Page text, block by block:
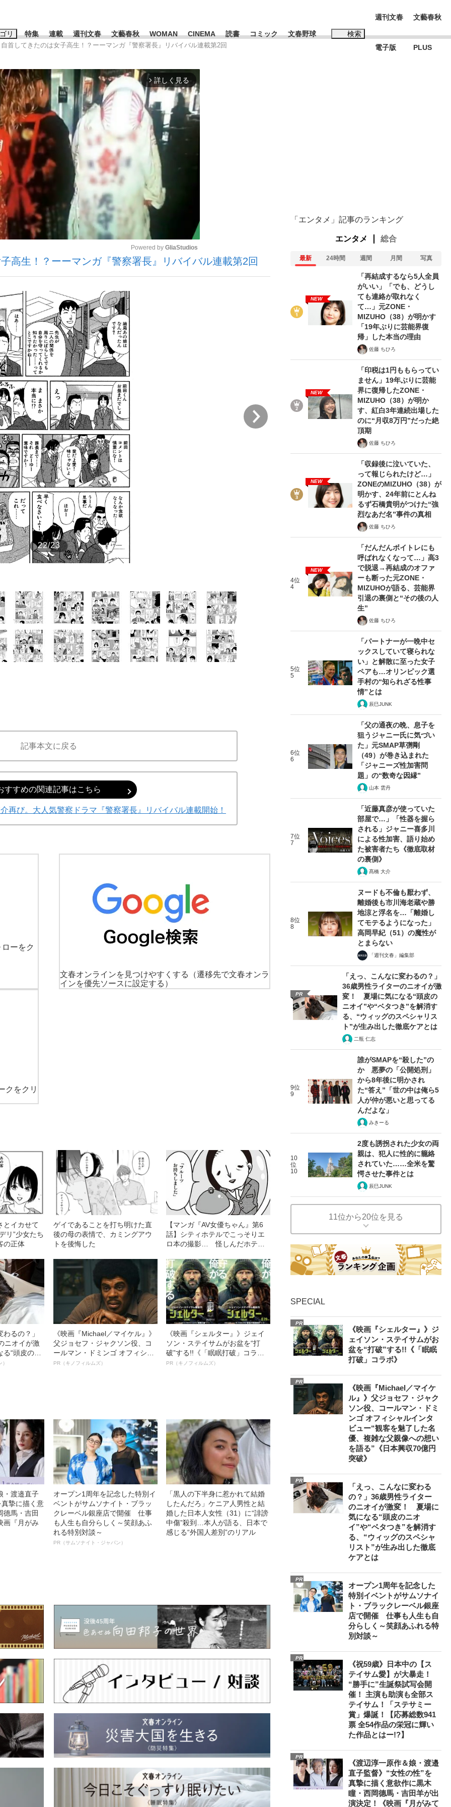
リ
明かした日本代表監督に... 「最悪の空気のまま解散」WBC日本代表“敗戦”の真実 選手が明かす...
選手が証言した“NPB聞... 「クマが悪者扱いされているのが悲しい」『北の国から』倉本聰氏（91...
カー日本代表・森保一監督...
もっと見る
特集
もっと見る
連載 週刊文春 文藝春秋 WOMAN CINEMA 読書 コミック 文春野球 検索
ワードタグ一覧
凌輝 #高市早苗 #後藤真希 #森岡毅 #城彰二 #内田有紀
亀和田武
週刊文春
電子版
文藝春秋
PLUS
首してきたのは女子高生！？ーーマンガ『警察署長』リバイバル連載第2回
arrow_forward_ios 詳しく見る
Mute
Powered by GliaStudios
高生！？ーーマンガ『警察署長』リバイバル連載第2回
22/23
コンビニ強盗、自首してきたのは女子高生！？ー
マンガ『警察署長』作者セレクション＃2 2021/02/08
「本池上署」の署長を務める椎名啓介再び。大人気警
【マンガ】「さっさとイカせて終わり」未成年”援デリ
あることを打ち明けた直後の母の表情で、カミングア
記事本文に戻る
すすめの関連記事はこちら
再び。大人気警察ドラマ『警察署長』リバイバル連載開始！
ーをク
文春オンラインを見つけやすくする
（遷移先で文春オンラ
インを優先ソースに設定する）
クをクリ
とイカせて
リ”少女たち
の正体
ゲイであることを打ち明けた直
後の母の表情で、カミングアウ
トを後悔した
【マンガ『AV女優ちゃん』第6
話】シティホテルでこっそりエ
ロ本の撮影… 怪しんだホテル
るの？」
ニオイが激
“頭皮のニ
解消す
《映画『Michael／マイケル』》
父ジョセフ・ジャクソン役、コ
ールマン・ドミンゴ オフィシャ
ルインタビュー“観客を魅了した
PR（キノフィルムズ）
《映画『シェルター』》ジェイ
ソン・ステイサムがお盆を“打
破”する!!《「眠眠打破」コラ
ボ》
PR（キノフィルムズ）
・渡邉直子
真摯に描く意
德馬・吉田
画『月がみ
オープン1周年を記念した特別イ
ベントがサムソナイト・ブラッ
クレーベル銀座店で開催 仕事
も人生も自分らしく～笑顔あふ
れる特別対談～
PR（サムソナイト・ジャパン）
「黒人の下半身に惹かれて結婚
したんだろ」ケニア人男性と結
婚した日本人女性（31）に“誹謗
中傷”殺到…本人が語る、日本で
感じる“外国人差別”のリアル
「エンタメ」記事のランキング
エンタメ 総合
最新 24時間 週間 月間 写真
NEW
「再結成するなら5人全員
がいい」「でも、どうし
ても連絡が取れなく
て…」元ZONE・
MIZUHO（38）が明かす
「19年ぶりに芸能界復
帰」した本当の理由
佐藤 ちひろ
NEW
「印税は1円ももらってい
ません」19年ぶりに芸能
界に復帰したZONE・
MIZUHO（38）が明か
す、紅白3年連続出場した
のに“月収8万円”だった絶
頂期
佐藤 ちひろ
NEW
「収録後に泣いていた、
って報じられたけど…」
ZONEのMIZUHO（38）が
明かす、24年前にとんね
るず石橋貴明がつけた“強
烈なあだ名”事件の真相
佐藤 ちひろ
4位
4
NEW
「だんだんボイトレにも
呼ばれなくなって…」高3
で脱退→再結成のオファ
ーも断った元ZONE・
MIZUHOが語る、芸能界
引退の裏側と“その後の人
生”
佐藤 ちひろ
5位
5
「パートナーが一晩中セ
ックスしていて寝られな
い」と解散に至った女子
ペアも…オリンピック選
手村の“知られざる性事
情”とは
辰巳JUNK
6位
6
「父の通夜の晩、息子を
狙うジャニー氏に気づい
た」元SMAP草彅剛
（49）が巻き込まれた
「ジャニーズ性加害問
題」の“数奇な因縁”
山本 雲丹
7位
7
「近藤真彦が使っていた
部屋で…」「性器を握ら
される」ジャニー喜多川
による性加害、語り始め
た被害者たち《徹底取材
の裏側》
髙橋 大介
8位
8
ヌードも不倫も厭わず、
離婚後も市川海老蔵や勝
地涼と浮名を…「離婚し
てモテるようになった」
高岡早紀（51）の魔性が
とまらない
「週刊文春」編集部
PR
「えっ、こんなに変わるの？」
36歳男性ライターのニオイが激
変！ 夏場に気になる“頭皮の
ニオイ”や“ベタつき”を解消す
る、“ウィッグのスペシャリス
ト”が生み出した徹底ケアとは
二瓶 仁志
9位
9
誰がSMAPを“殺した”の
か 悪夢の「公開処刑」
から8年後に明かされ
た“答え”「世の中は俺ら5
人が仲が悪いと思ってる
んだよな」
みきーる
10
位
10
2度も誘拐された少女の両
親は、犯人に性的に籠絡
されていた……全米を驚
愕させた事件とは
辰巳JUNK
11位から20位を見る
SPECIAL
PR
《映画『シェルター』》ジ
ェイソン・ステイサムがお
盆を“打破”する!!《「眠眠
打破」コラボ》
PR
《映画『Michael／マイケ
ル』》父ジョセフ・ジャク
ソン役、コールマン・ドミ
ンゴ オフィシャルインタ
ビュー“観客を魅了した名
優、複雑な父親像への想い
を語る”《日本興収70億円
突破》
PR
「えっ、こんなに変わる
の？」36歳男性ライター
のニオイが激変！ 夏場に
気になる“頭皮のニオ
イ”や“ベタつき”を解消す
る、“ウィッグのスペシャ
リスト”が生み出した徹底
ケアとは
PR
オープン1周年を記念した
特別イベントがサムソナイ
ト・ブラックレーベル銀座
店で開催 仕事も人生も自
分らしく～笑顔あふれる特
別対談～
PR
《祝59歳》日本中の【ス
テイサム愛】が大暴走！
“勝手に”生誕祭試写会開
催！ 主演も助演も全部ス
テイサム！「ステサミー
賞」爆誕！【応募総数941
票 全54作品の栄冠に輝い
た作品とはー!?】
PR
《渡辺淳一原作＆娘・渡邉
直子監督》“女性の性”を
真摯に描く意欲作に黒木
瞳・西岡德馬・吉田羊が出
演決定！《映画『月がみて